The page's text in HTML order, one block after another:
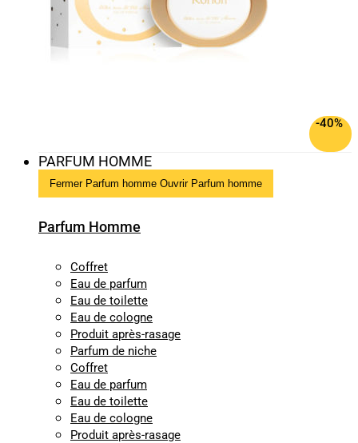
-40%
PARFUM HOMME
Fermer Parfum homme Ouvrir Parfum homme
Parfum Homme
Coffret
Eau de parfum
Eau de toilette
Eau de cologne
Produit après-rasage
Parfum de niche
Coffret
Eau de parfum
Eau de toilette
Eau de cologne
Produit après-rasage